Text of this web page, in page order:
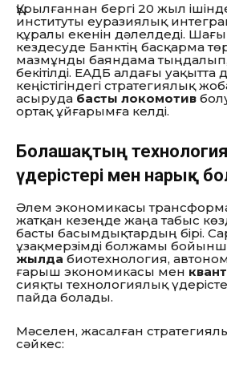
Құрылғаннан бергі 20 жыл
институты еуразиялық
құралы екенін дәлелдеді.
кездесуде Банктің басқарма
мазмұнды баяндама
бекітілді. ЕАДБ алдағы уақытта
кеңістігіндегі стратегиялық
асыруда басты локомотив
ортақ ұйғарымға келді.
Болашақтың
үдерістері мен нарық
Әлем экономикасы
жатқан кезеңде жаңа табыс
басты басымдықтардың бірі.
ұзақмерзімді болжамы
жылда биотехнология,
ғарыш экономикасы мен
сияқты технологиялық
пайда болады.
Мәселен, жасалған
сәйкес: